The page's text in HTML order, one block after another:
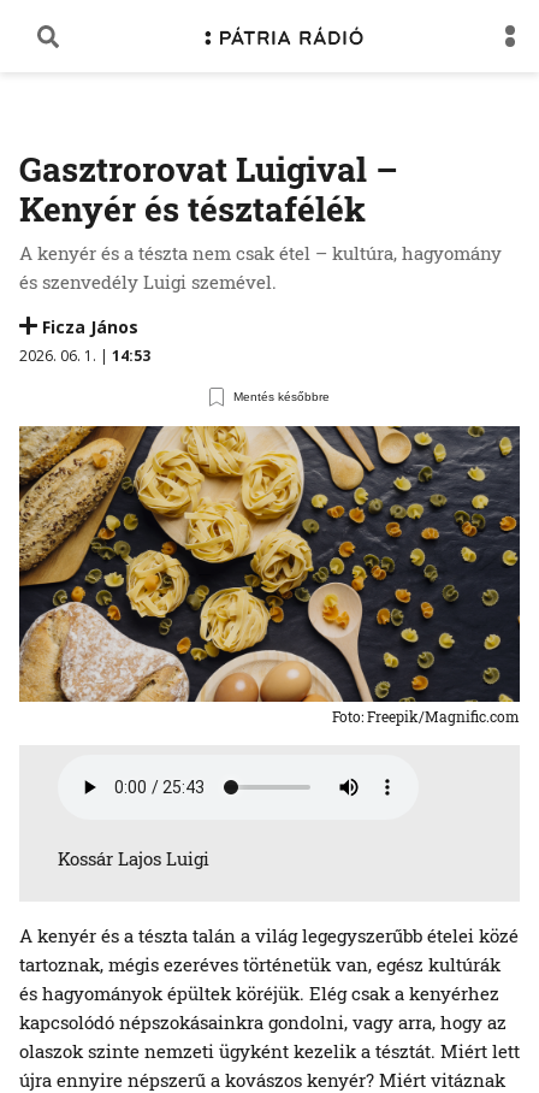
Gasztrorovat Luigival –
Kenyér és tésztafélék
A kenyér és a tészta nem csak étel – kultúra, hagyomány
és szenvedély Luigi szemével.
Ficza János
2026. 06. 1. | 14:53
Mentés későbbre
Foto: Freepik/Magnific.com
Kossár Lajos Luigi
A kenyér és a tészta talán a világ legegyszerűbb ételei közé
tartoznak, mégis ezeréves történetük van, egész kultúrák
és hagyományok épültek köréjük. Elég csak a kenyérhez
kapcsolódó népszokásainkra gondolni, vagy arra, hogy az
olaszok szinte nemzeti ügyként kezelik a tésztát. Miért lett
újra ennyire népszerű a kovászos kenyér? Miért vitáznak